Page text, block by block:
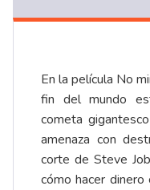
En la película No
fin del mundo
cometa
amenaza con
corte de Steve
cómo hacer